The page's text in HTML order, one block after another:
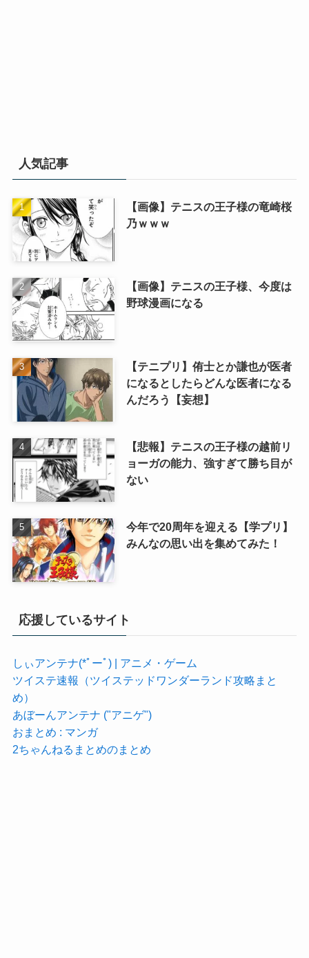
人気記事
【画像】テニスの王子様の竜崎桜
乃ｗｗｗ
【画像】テニスの王子様、今度は
野球漫画になる
【テニプリ】侑士とか謙也が医者
になるとしたらどんな医者になる
んだろう【妄想】
【悲報】テニスの王子様の越前リ
ョーガの能力、強すぎて勝ち目が
ない
今年で20周年を迎える【学プリ】
みんなの思い出を集めてみた！
応援しているサイト
しぃアンテナ(*ﾟーﾟ) | アニメ・ゲーム
ツイステ速報（ツイステッドワンダーランド攻略まと
め）
あぼーんアンテナ ("アニゲ")
おまとめ : マンガ
2ちゃんねるまとめのまとめ